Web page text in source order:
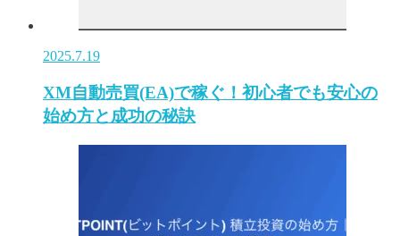
2025.7.19
XM自動売買(EA)で稼ぐ！初心者でも安心の
始め方と成功の秘訣